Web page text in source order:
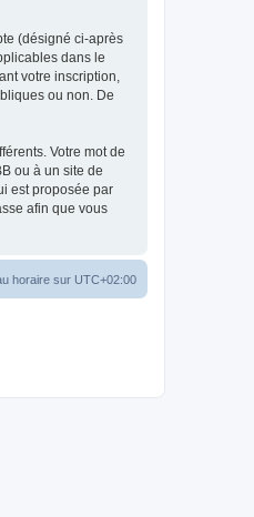
(désigné ci-après
dans le
votre inscription,
ou non. De
Votre mot de
ou à un site de
est proposée par
afin que vous
horaire sur UTC+02:00